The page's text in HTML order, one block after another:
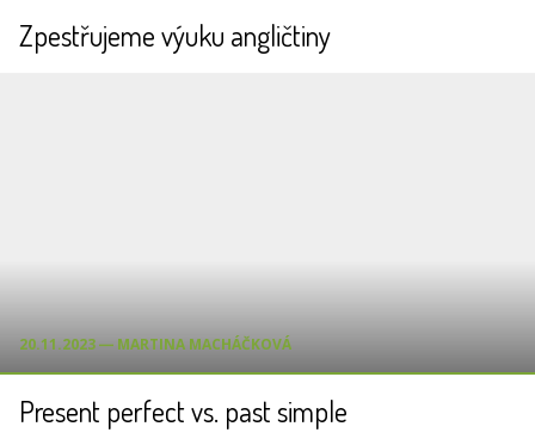
Zpestřujeme výuku angličtiny
20.11.2023 ― MARTINA MACHÁČKOVÁ
Present perfect vs. past simple